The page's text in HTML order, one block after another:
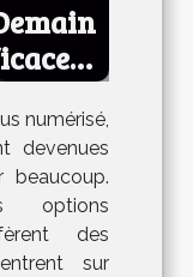
?
numérisé,
devenues
beaucoup.
options
des
sur